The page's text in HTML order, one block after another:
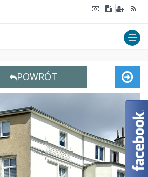
POWRÓT